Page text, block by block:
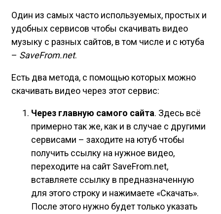
Один из самых часто используемых, простых и
удобных сервисов чтобы скачивать видео
музыку с разных сайтов, в том числе и с ютуба
– SaveFrom.net.
Есть два метода, с помощью которых можно
скачивать видео через этот сервис:
Через главную самого сайта. Здесь всё
примерно так же, как и в случае с другими
сервисами – заходите на ютуб чтобы
получить ссылку на нужное видео,
переходите на сайт SaveFrom.net,
вставляете ссылку в предназначенную
для этого строку и нажимаете «Скачать».
После этого нужно будет только указать